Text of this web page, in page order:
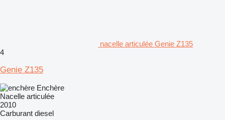
nacelle articulée Genie Z135
4
Genie Z135
Enchère
Nacelle articulée
2010
Carburant diesel